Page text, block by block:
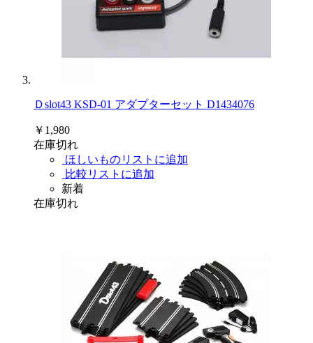
Ｄslot43 KSD-01 アダプターセット D1434076
￥1,980
在庫切れ
ほしいものリストに追加
比較リストに追加
新着
在庫切れ